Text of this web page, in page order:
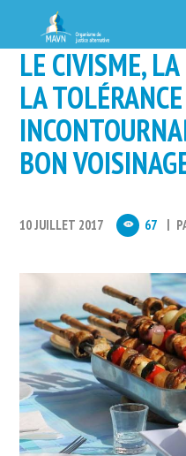
LE CIVISME,
LA
BON
10 JUILLET 2017 67